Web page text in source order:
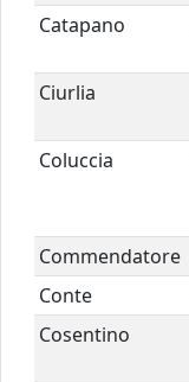
Catapano
Ciurlia
Coluccia
Commendatore
Conte
Cosentino